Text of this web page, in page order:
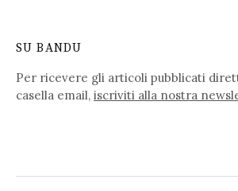
SU BANDU
Per ricevere gli articoli pubblicati
casella email, iscriviti alla nostra